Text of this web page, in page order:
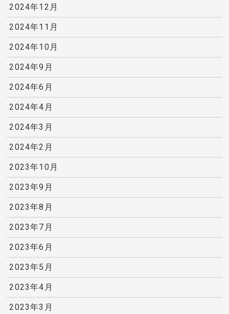
2024年12月
2024年11月
2024年10月
2024年9月
2024年6月
2024年4月
2024年3月
2024年2月
2023年10月
2023年9月
2023年8月
2023年7月
2023年6月
2023年5月
2023年4月
2023年3月